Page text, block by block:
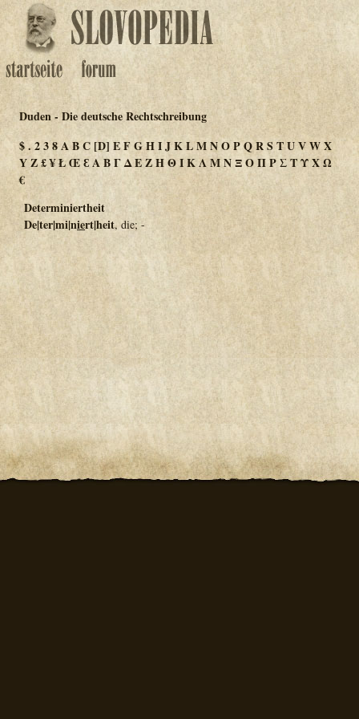
Duden - Die deutsche Rechtschreibung
$.238ABC [D] EFGHIJKLMNOPQRS TUVWX
YZ£¥ŁŒƐΑΒΓΔΕΖΗΘΙΚΛΜΝΞΟΠΡΣΤΥΧΩ
€
Determiniertheit
De|ter|mi|niert|heit, die; -